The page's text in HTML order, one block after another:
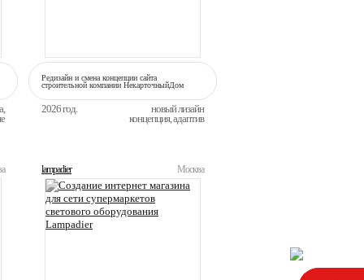
Редизайн и смена концепции сайта
строительной компании НекарточныйДом
2026 год.
новый лизайн
концепция, адаптив
lampadier Москва